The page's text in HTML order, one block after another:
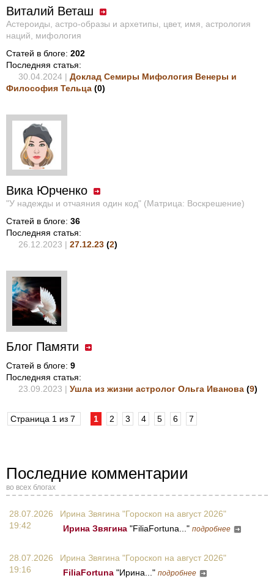
Виталий Веташ
Астероиды, астро-образы и архетипы, цвет, имя, астрология
наций, мифология
Статей в блоге: 202
Последняя статья:
30.04.2024 | Доклад Семиры Мифология Венеры и
Философия Тельца (0)
Вика Юрченко
"У надежды и отчаяния один код" (Матрица: Воскрешение)
Статей в блоге: 36
Последняя статья:
26.12.2023 | 27.12.23 (2)
Блог Памяти
Статей в блоге: 9
Последняя статья:
23.09.2023 | Ушла из жизни астролог Ольга Иванова (9)
Страница 1 из 7 1 2 3 4 5 6 7
Последние комментарии
во всех блогах
28.07.2026
19:42
Ирина Звягина "Гороскоп на август 2026"
Ирина Звягина "FiliaFortuna..." подробнее
28.07.2026
19:16
Ирина Звягина "Гороскоп на август 2026"
FiliaFortuna "Ирина..." подробнее